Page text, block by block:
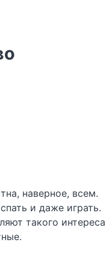
наверное, всем.
и даже играть.
такого интереса